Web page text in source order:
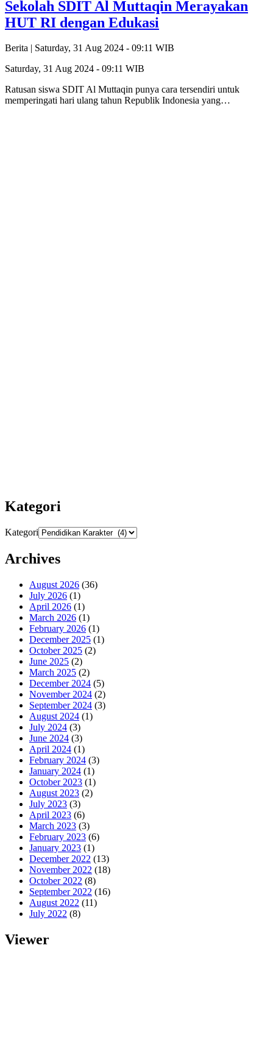
Sekolah SDIT Al Muttaqin Merayakan
HUT RI dengan Edukasi
Berita | Saturday, 31 Aug 2024 - 09:11 WIB
Saturday, 31 Aug 2024 - 09:11 WIB
Ratusan siswa SDIT Al Muttaqin punya cara tersendiri untuk
memperingati hari ulang tahun Republik Indonesia yang…
Kategori
Kategori
Archives
August 2026 (36)
July 2026 (1)
April 2026 (1)
March 2026 (1)
February 2026 (1)
December 2025 (1)
October 2025 (2)
June 2025 (2)
March 2025 (2)
December 2024 (5)
November 2024 (2)
September 2024 (3)
August 2024 (1)
July 2024 (3)
June 2024 (3)
April 2024 (1)
February 2024 (3)
January 2024 (1)
October 2023 (1)
August 2023 (2)
July 2023 (3)
April 2023 (6)
March 2023 (3)
February 2023 (6)
January 2023 (1)
December 2022 (13)
November 2022 (18)
October 2022 (8)
September 2022 (16)
August 2022 (11)
July 2022 (8)
Viewer